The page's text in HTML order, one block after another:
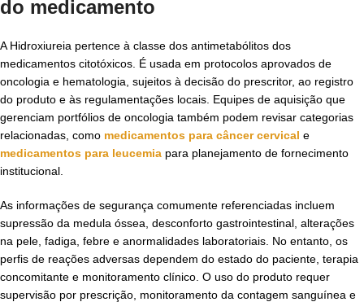
do medicamento
A Hidroxiureia pertence à classe dos antimetabólitos dos
medicamentos citotóxicos. É usada em protocolos aprovados de
oncologia e hematologia, sujeitos à decisão do prescritor, ao registro
do produto e às regulamentações locais. Equipes de aquisição que
gerenciam portfólios de oncologia também podem revisar categorias
relacionadas, como medicamentos para câncer cervical e
medicamentos para leucemia para planejamento de fornecimento
institucional.
As informações de segurança comumente referenciadas incluem
supressão da medula óssea, desconforto gastrointestinal, alterações
na pele, fadiga, febre e anormalidades laboratoriais. No entanto, os
perfis de reações adversas dependem do estado do paciente, terapia
concomitante e monitoramento clínico. O uso do produto requer
supervisão por prescrição, monitoramento da contagem sanguínea e